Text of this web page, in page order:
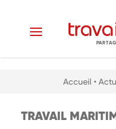
Accueil •
TRAVAIL